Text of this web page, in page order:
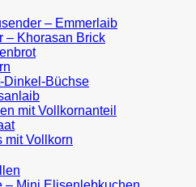
– Emmerlaib
– Khorasan Brick
Dinkel-Büchse
mit Vollkornanteil
mit Vollkorn